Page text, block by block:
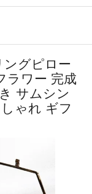
ングピロー
ラワー 完成
サムシン
ゃれ ギフ